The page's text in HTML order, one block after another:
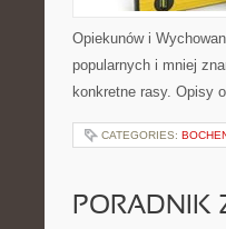
Opiekunów i
popularnych i mniej
konkretne rasy. Opisy
CATEGORIES:
PORADNIK